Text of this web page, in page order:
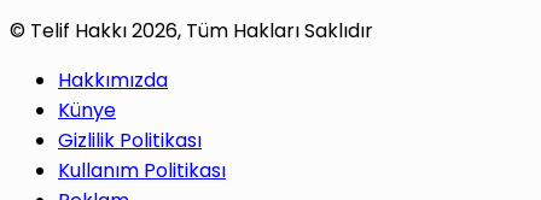
© Telif Hakkı 2026, Tüm Hakları Saklıdır
Hakkımızda
Künye
Gizlilik Politikası
Kullanım Politikası